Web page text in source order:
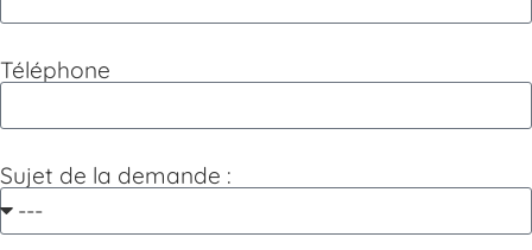
Téléphone
Sujet de la demande :